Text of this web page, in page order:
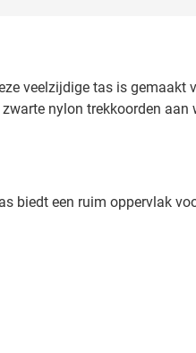
veelzijdige tas is gemaakt
nylon trekkoorden aan
biedt een ruim oppervlak